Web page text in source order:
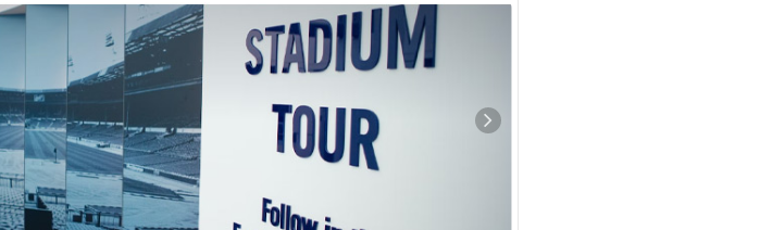
Ce produit a été
sauvegardé dans votre
liste.